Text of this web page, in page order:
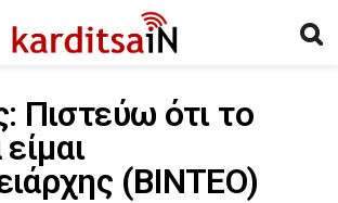
Πιστεύω ότι το
(BINTEO)